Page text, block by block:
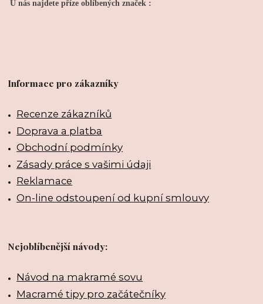
U nás najdete příze oblíbených značek :
Informace pro zákazníky
Recenze zákazníků
Doprava a platba
Obchodní podmínky
Zásady práce s vašimi údaji
Reklamace
On-line odstoupení od kupní smlouvy
Nejoblíbenější návody:
Návod na makramé sovu
Macramé tipy pro začátečníky